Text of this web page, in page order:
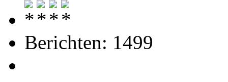
Berichten: 1499